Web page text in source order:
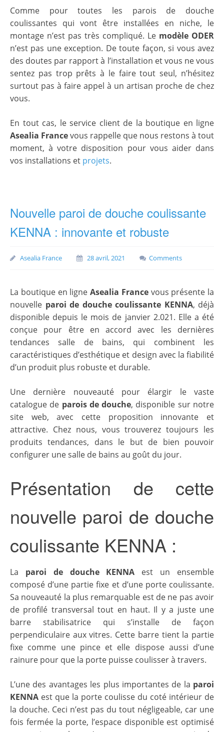
Comme pour toutes les parois de douche
coulissantes qui vont être installées en niche, le
montage n’est pas très compliqué. Le modèle ODER
n’est pas une exception. De toute façon, si vous avez
des doutes par rapport à l’installation et vous ne vous
sentez pas trop prêts à le faire tout seul, n’hésitez
surtout pas à faire appel à un artisan proche de chez
vous.
En tout cas, le service client de la boutique en ligne
Asealia Francevous rappelle que nous restons à tout
moment, à votre disposition pour vous aider dans
vos installations et projets.
Nouvelle paroi de douche coulissante
KENNA : innovante et robuste
Asealia France 28 avril, 2021 Comments
La boutique en ligne Asealia Francevous présente la
nouvelle paroi de douche coulissante KENNA, déjà
disponible depuis le mois de janvier 2.021. Elle a été
conçue pour être en accord avec les dernières
tendances salle de bains, qui combinent les
caractéristiques d’esthétique et design avec la fiabilité
d’un produit plus robuste et durable.
Une dernière nouveauté pour élargir le vaste
catalogue de parois de douche, disponible sur notre
site web, avec cette proposition innovante et
attractive. Chez nous, vous trouverez toujours les
produits tendances, dans le but de bien pouvoir
configurer une salle de bains au goût du jour.
Présentation de cette
nouvelle paroi de douche
coulissante KENNA :
La paroi de douche KENNA est un ensemble
composé d’une partie fixe et d’une porte coulissante.
Sa nouveauté la plus remarquable est de ne pas avoir
de profilé transversal tout en haut. Il y a juste une
barre stabilisatrice qui s’installe de façon
perpendiculaire aux vitres. Cette barre tient la partie
fixe comme une pince et elle dispose aussi d’une
rainure pour que la porte puisse coulisser à travers.
L’une des avantages les plus importantes de la paroi
KENNA est que la porte coulisse du coté intérieur de
la douche. Ceci n’est pas du tout négligeable, car une
fois fermée la porte, l’espace disponible est optimisé